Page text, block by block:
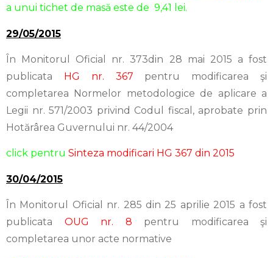
a unui tichet de masă este de 9,41 lei.
29/05/2015
În Monitorul Oficial nr. 373din 28 mai 2015 a fost
publicata HG nr. 367 pentru modificarea şi
completarea Normelor metodologice de aplicare a
Legii nr. 571/2003 privind Codul fiscal, aprobate prin
Hotărârea Guvernului nr. 44/2004
click pentru Sinteza modificari HG 367 din 2015
30/04/2015
În Monitorul Oficial nr. 285 din 25 aprilie 2015 a fost
publicata OUG nr. 8 pentru modificarea şi
completarea unor acte normative